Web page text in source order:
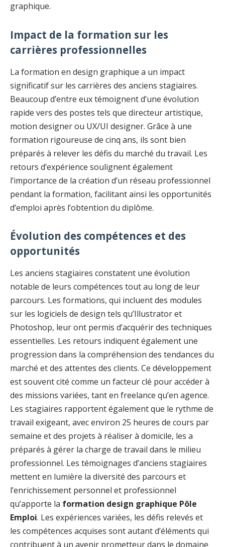
graphique.
Impact de la formation sur les
carrières professionnelles
La formation en design graphique a un impact
significatif sur les carrières des anciens stagiaires.
Beaucoup d’entre eux témoignent d’une évolution
rapide vers des postes tels que directeur artistique,
motion designer ou UX/UI designer. Grâce à une
formation rigoureuse de cinq ans, ils sont bien
préparés à relever les défis du marché du travail. Les
retours d’expérience soulignent également
l’importance de la création d’un réseau professionnel
pendant la formation, facilitant ainsi les opportunités
d’emploi après l’obtention du diplôme.
Évolution des compétences et des
opportunités
Les anciens stagiaires constatent une évolution
notable de leurs compétences tout au long de leur
parcours. Les formations, qui incluent des modules
sur les logiciels de design tels qu’Illustrator et
Photoshop, leur ont permis d’acquérir des techniques
essentielles. Les retours indiquent également une
progression dans la compréhension des tendances du
marché et des attentes des clients. Ce développement
est souvent cité comme un facteur clé pour accéder à
des missions variées, tant en freelance qu’en agence.
Les stagiaires rapportent également que le rythme de
travail exigeant, avec environ 25 heures de cours par
semaine et des projets à réaliser à domicile, les a
préparés à gérer la charge de travail dans le milieu
professionnel. Les témoignages d’anciens stagiaires
mettent en lumière la diversité des parcours et
l’enrichissement personnel et professionnel
qu’apporte la formation design graphique Pôle
Emploi. Les expériences variées, les défis relevés et
les compétences acquises sont autant d’éléments qui
contribuent à un avenir prometteur dans le domaine